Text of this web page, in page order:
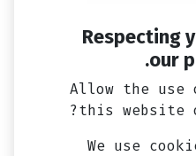
Respecting
our
Allow the use
this website
We use